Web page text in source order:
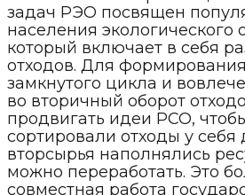
задач РЭО посвящен
населения экологического
который включает в себя
отходов. Для
замкнутого цикла и
во вторичный оборот
продвигать идеи РСО,
сортировали отходы у себя
вторсырья наполнялись
можно переработать. Это
совместная работа